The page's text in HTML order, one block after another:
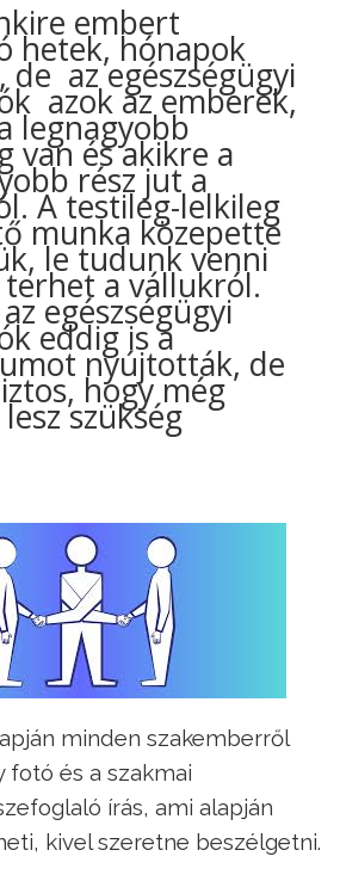
embert
hetek, hónapok
de az egészségügyi
azok az emberek,
legnagyobb
van és akikre a
rész jut a
A testileg-lelkileg
munka közepette
le tudunk venni
terhet a vállukról.
egészségügyi
eddig is a
nyújtották, de
hogy még
szükség
minden szakemberről
fotó és a szakmai
írás, ami alapján
kivel szeretne beszélgetni.